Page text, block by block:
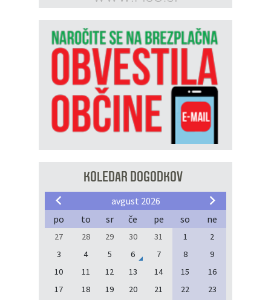
KOLEDAR DOGODKOV
avgust 2026
po
to sr če pe so ne
27 28 29 30 31 1
2
3
4 5 6 7 8
9
10
11 12 13 14 15
16
17
18 19 20 21 22
23